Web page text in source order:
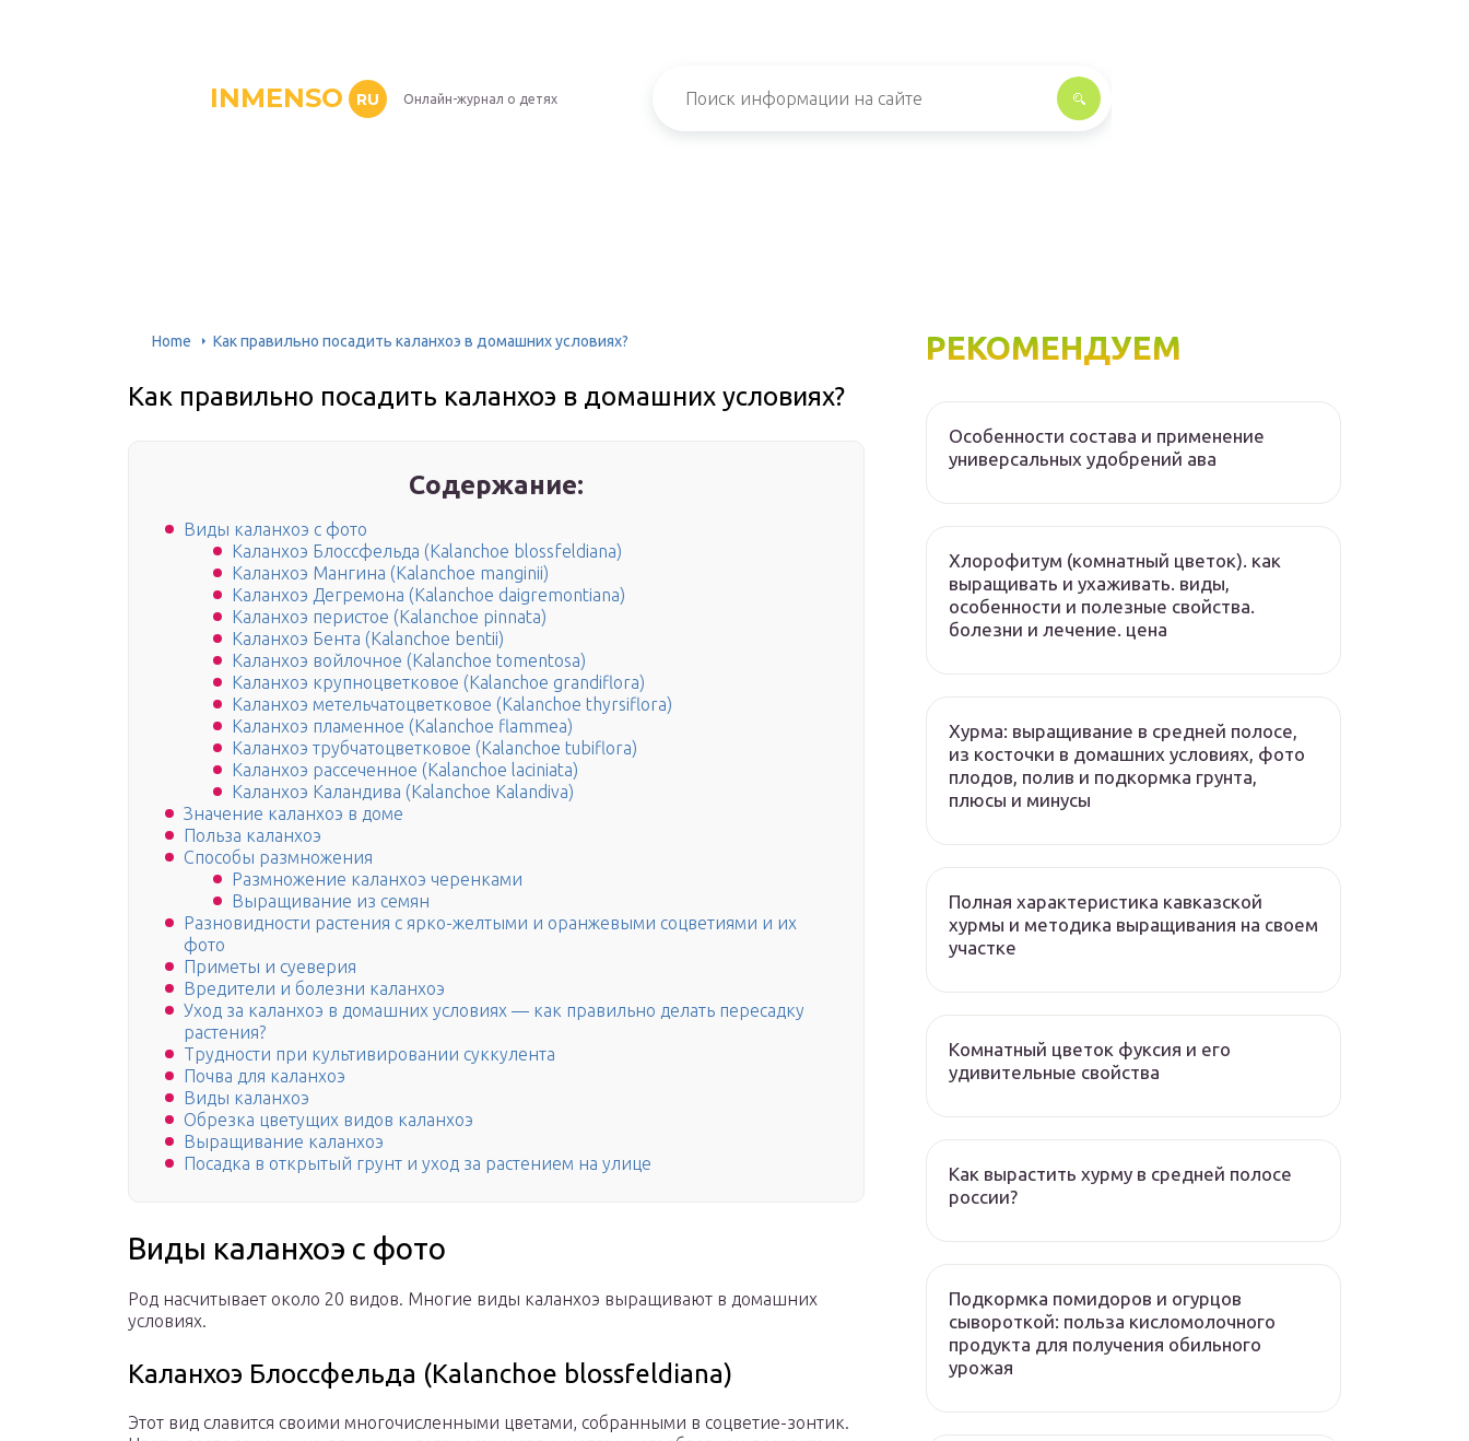
INMENSO RU Онлайн-журнал о детях
Home Как правильно посадить каланхоэ в домашних условиях?
Как правильно посадить каланхоэ в домашних условиях?
Содержание:
Виды каланхоэ с фото
Каланхоэ Блоссфельда (Kalanchoe blossfeldiana)
Каланхоэ Мангина (Kalanchoe manginii)
Каланхоэ Дегремона (Kalanchoe daigremontiana)
Каланхоэ перистое (Kalanchoe pinnata)
Каланхоэ Бента (Kalanchoe bentii)
Каланхоэ войлочное (Kalanchoe tomentosa)
Каланхоэ крупноцветковое (Kalanchoe grandiflora)
Каланхоэ метельчатоцветковое (Kalanchoe thyrsiflora)
Каланхоэ пламенное (Kalanchoe flammea)
Каланхоэ трубчатоцветковое (Kalanchoe tubiflora)
Каланхоэ рассеченное (Kalanchoe laciniata)
Каланхоэ Каландива (Kalanchoe Kalandiva)
Значение каланхоэ в доме
Польза каланхоэ
Способы размножения
Размножение каланхоэ черенками
Выращивание из семян
Разновидности растения с ярко-желтыми и оранжевыми соцветиями и их
фото
Приметы и суеверия
Вредители и болезни каланхоэ
Уход за каланхоэ в домашних условиях — как правильно делать пересадку
растения?
Трудности при культивировании суккулента
Почва для каланхоэ
Виды каланхоэ
Обрезка цветущих видов каланхоэ
Выращивание каланхоэ
Посадка в открытый грунт и уход за растением на улице
Виды каланхоэ с фото
Род насчитывает около 20 видов. Многие виды каланхоэ выращивают в домашних
условиях.
Каланхоэ Блоссфельда (Kalanchoe blossfeldiana)
Этот вид славится своими многочисленными цветами, собранными в соцветие-зонтик.
РЕКОМЕНДУЕМ
Особенности состава и применение
универсальных удобрений ава
Хлорофитум (комнатный цветок). как
выращивать и ухаживать. виды,
особенности и полезные свойства.
болезни и лечение. цена
Хурма: выращивание в средней полосе,
из косточки в домашних условиях, фото
плодов, полив и подкормка грунта,
плюсы и минусы
Полная характеристика кавказской
хурмы и методика выращивания на своем
участке
Комнатный цветок фуксия и его
удивительные свойства
Как вырастить хурму в средней полосе
россии?
Подкормка помидоров и огурцов
сывороткой: польза кисломолочного
продукта для получения обильного
урожая